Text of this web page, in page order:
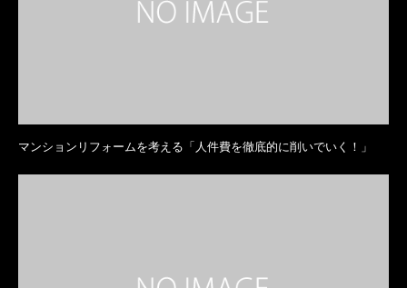
マンションリフォームを考える「人件費を徹底的に削いでいく！」